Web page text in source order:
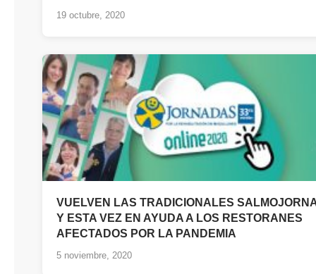
19 octubre, 2020
VUELVEN LAS TRADICIONALES
Y ESTA VEZ EN AYUDA A LOS RESTORANES
AFECTADOS POR LA PANDEMIA
5 noviembre, 2020